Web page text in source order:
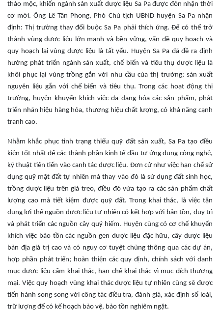
thảo mộc, khiến ngành sản xuất dược liệu Sa Pa được đón nhận thời
cơ mới. Ông Lê Tân Phong, Phó Chủ tịch UBND huyện Sa Pa nhận
định: Thị trường thay đổi buộc Sa Pa phải thích ứng. Để có thể trở
thành vùng dược liệu lớn mạnh và bền vững, vấn đề quy hoạch và
quy hoạch lại vùng dược liệu là tất yếu. Huyện Sa Pa đã đề ra định
hướng phát triển ngành sản xuất, chế biến và tiêu thụ dược liệu là
khôi phục lại vùng trồng gắn với nhu cầu của thị trường; sản xuất
nguyên liệu gắn với chế biến và tiêu thụ. Trong các hoạt động thị
trường, huyện khuyến khích việc đa dạng hóa các sản phẩm, phát
triển nhãn hiệu hàng hóa, thương hiệu chất lượng, có khả năng cạnh
tranh cao.
Nhằm khắc phục tình trạng thiếu quỹ đất sản xuất, Sa Pa tạo điều
kiện tốt nhất để các thành phần kinh tế đầu tư ứng dụng công nghệ,
kỹ thuật tiên tiến vào canh tác dược liệu. Đơn cử như việc hạn chế sử
dụng quỹ mặt đất tự nhiên mà thay vào đó là sử dụng đất sinh học,
trồng dược liệu trên giá treo, điều đó vừa tạo ra các sản phẩm chất
lượng cao mà tiết kiệm được quỹ đất. Trong khai thác, là việc tận
dụng lợi thế nguồn dược liệu tự nhiên có kết hợp với bản tồn, duy trì
và phát triển các nguồn cây quý hiếm. Huyện cũng có cơ chế khuyến
khích việc bảo tồn các nguồn gen dược liệu đặc hữu, cây dược liệu
bản địa giá trị cao và có nguy cơ tuyệt chủng thông qua các dự án,
hợp phần phát triển; hoàn thiện các quy định, chính sách với danh
mục dược liệu cấm khai thác, hạn chế khai thác vì mục đích thương
mại. Việc quy hoạch vùng khai thác dược liệu tự nhiên cũng sẽ được
tiến hành song song với công tác điều tra, đánh giá, xác định số loài,
trữ lượng để có kế hoạch bảo vệ, bảo tồn nghiêm ngặt.